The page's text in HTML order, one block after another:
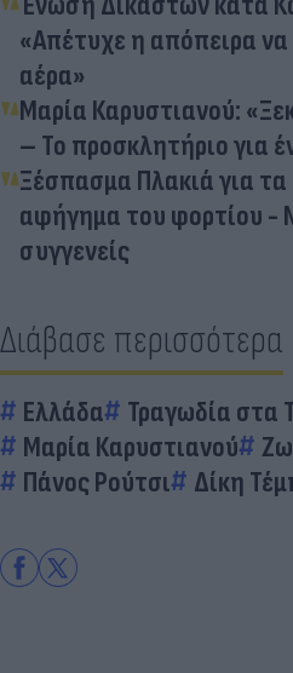
«Απέτυχε η απόπειρα
αέρα»
Μαρία Καρυστιανού:
– Το προσκλητήριο για
Ξέσπασμα Πλακιά για τα
αφήγημα του φορτίου -
συγγενείς
Διάβασε περισσότερα
Ελλάδα Τραγωδία στα
Μαρία Καρυστιανού
Πάνος Ρούτσι
Δίκη